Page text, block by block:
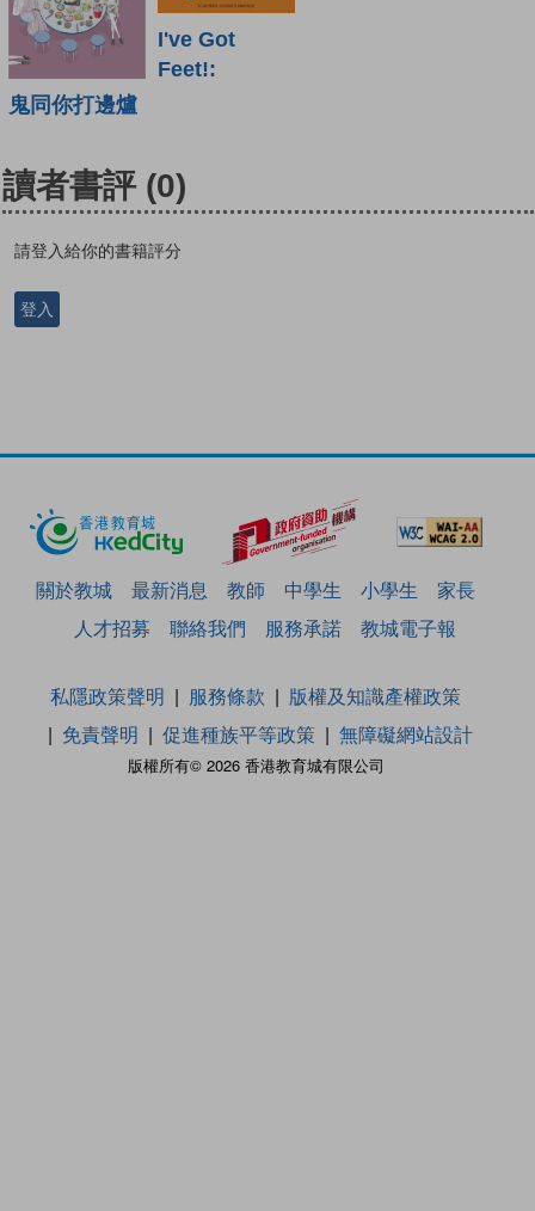
鬼同你打邊爐
I've Got
Feet!:
讀者書評 (0)
請登入給你的書籍評分
登入
關於教城 最新消息 教師 中學生 小學生
家長
人才招募
聯絡我們 服務承諾 教城電子報
版權所有© 2026 香港教育城有限公司
私隱政策聲明 服務條款
版權及知識產權政策
免責聲明
促進種族平等政策 無障礙網站設計